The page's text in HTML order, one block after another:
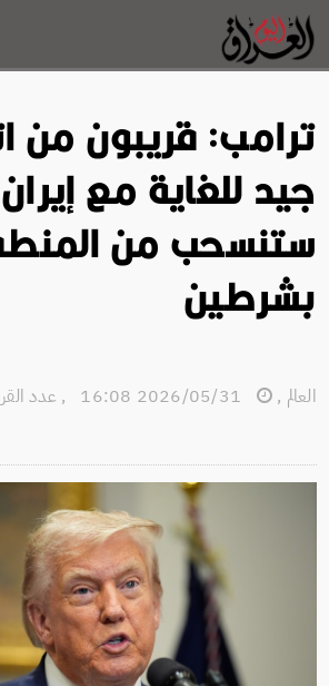
ترامب: قريبون من
جيد للغاية مع
ستنسحب من
بشرطين
العالم ,
, عدد